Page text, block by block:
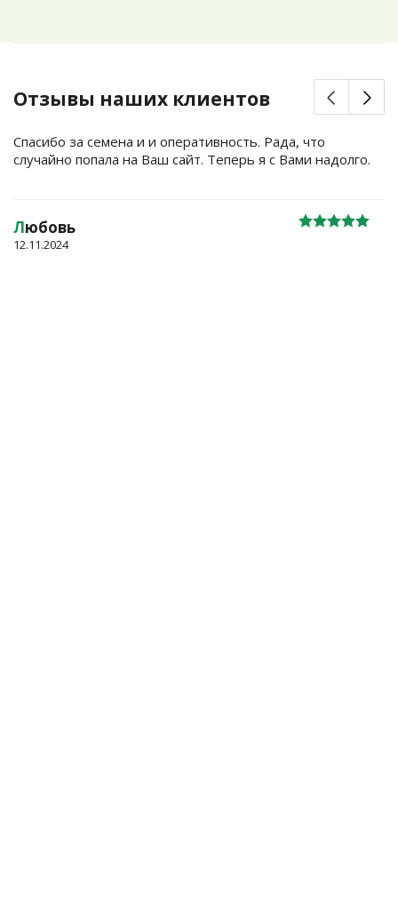
Отзывы наших клиентов
Спасибо за семена и и оперативность. Рада, что
случайно попала на Ваш сайт. Теперь я с Вами надолго.
Любовь
12.11.2024